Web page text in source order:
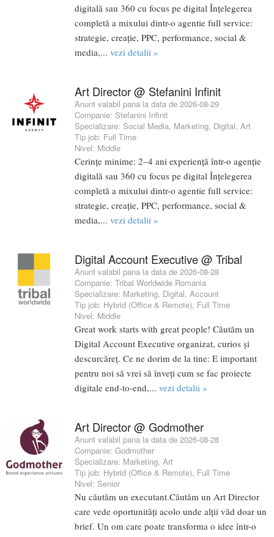
digitală sau 360 cu focus pe digital Înțelegerea
completă a mixului dintr-o agentie full service:
strategie, creație, PPC, performance, social &
media,... vezi detalii »
Art Director @ Stefanini Infinit
Anunt valabil pana la data de 2026-08-29
Companie: Stefanini Infinit
Specializare: Social Media, Marketing, Digital, Art
Tip job: Full Time
Nivel: Middle
Cerințe minime: 2–4 ani experiență într-o agenție
digitală sau 360 cu focus pe digital Înțelegerea
completă a mixului dintr-o agentie full service:
strategie, creație, PPC, performance, social &
media,... vezi detalii »
Digital Account Executive @ Tribal
Anunt valabil pana la data de 2026-08-28
Companie: Tribal Worldwide Romania
Specializare: Marketing, Digital, Account
Tip job: Hybrid (Office & Remote), Full Time
Nivel: Middle
Great work starts with great people! Căutăm un
Digital Account Executive organizat, curios și
descurcăreț. Ce ne dorim de la tine: E important
pentru noi să vrei să înveți cum se fac proiecte
digitale end-to-end,... vezi detalii »
Art Director @ Godmother
Anunt valabil pana la data de 2026-08-28
Companie: Godmother
Specializare: Marketing, Art
Tip job: Hybrid (Office & Remote), Full Time
Nivel: Senior
Nu căutăm un executant.Căutăm un Art Director
care vede oportunități acolo unde alții văd doar un
brief. Un om care poate transforma o idee într-o